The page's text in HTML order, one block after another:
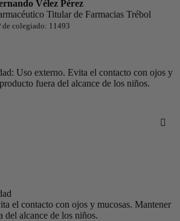
Vélez Pérez
Titular de Farmacias Trébol
de colegiado: 11493
Uso externo. Evita el contacto con ojos y
fuera del alcance de los niños.
el contacto con ojos y mucosas. Mantener
del alcance de los niños.